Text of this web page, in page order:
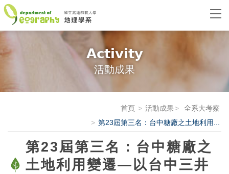
Activity
活動成果
首頁 活動成果
全系大考察
第23屆第三名：台中糖廠之土地利用...
第23屆第三名：台中糖廠之
土地利用變遷—以台中三井